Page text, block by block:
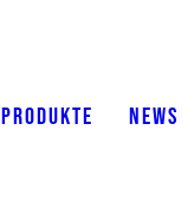
PRODUKTE NEWS